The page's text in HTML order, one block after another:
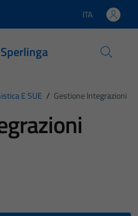
Lingua attiva:
ITA
E SUE / Gestione Integrazioni